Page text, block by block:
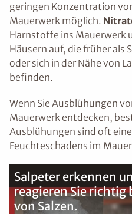
geringen Konzentration
Mauerwerk möglich.
Harnstoffe ins Mauerwerk
Häusern auf, die früher
oder sich in der Nähe von
befinden.
Wenn Sie Ausblühungen
Mauerwerk entdecken,
Ausblühungen sind oft eine
Feuchteschadens im
Salpeter erkennen
reagieren Sie richtig
von Salzen.